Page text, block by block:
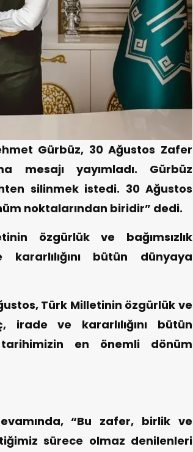
Gürbüz, 30 Ağustos Zafer
mesajı yayımladı. Gürbüz
silinmek istedi. 30 Ağustos
noktalarından biridir” dedi.
özgürlük ve bağımsızlık
bütün dünyaya
Türk Milletinin özgürlük ve
irade ve kararlılığını bütün
en önemli dönüm
“Bu zafer, birlik ve
sürece olmaz denilenleri